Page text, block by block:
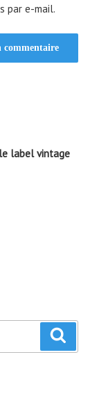
par e-mail.
le label vintage